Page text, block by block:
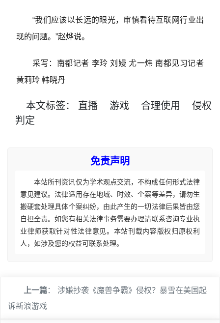
“我们应该以长远的眼光，审慎看待互联网行业出
现的问题。”赵烨说。
采写：南都记者 李玲 刘嫚 尤一炜 南都见习记者
黄莉玲 韩晓丹
本文标签： 直播 游戏 合理使用
侵权
判定
免责声明
本站所刊资讯仅为学术观点交流，不构成任何形式法律
意见建议。法律适用存在地域、时效、个案等差异，请勿生
搬硬套处理具体个案纠纷，由此产生的一切法律后果皆由您
自担全责。如您有相关法律事务需要办理请联系咨询专业执
业律师获取针对性法律意见。本站刊载内容版权归原权利
人，如涉及您的权益可联系处理。
上一篇： 涉嫌抄袭《魔兽争霸》侵权？暴雪在美国起
诉新浪游戏